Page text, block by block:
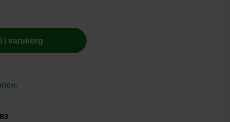
i varukorg